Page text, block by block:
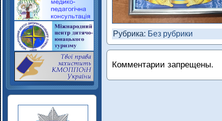
Рубрика: Без рубрики
Комментарии запрещены.